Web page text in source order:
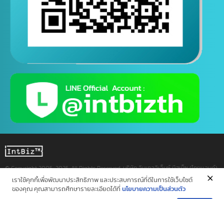
（24小时咨询联系）